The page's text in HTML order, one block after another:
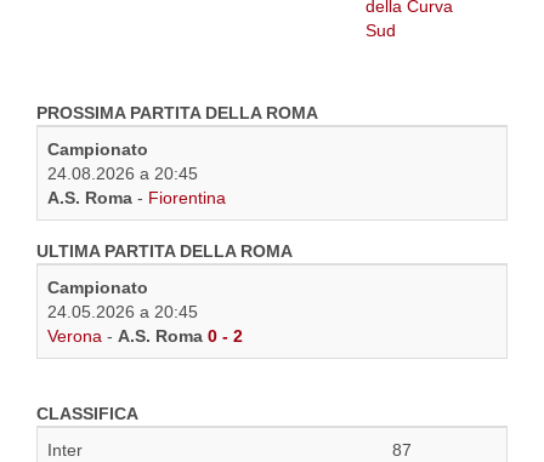
PROSSIMA PARTITA DELLA ROMA
Campionato
24.08.2026 a 20:45
A.S. Roma - Fiorentina
ULTIMA PARTITA DELLA ROMA
Campionato
24.05.2026 a 20:45
Verona - A.S. Roma 0 - 2
CLASSIFICA
Inter
87